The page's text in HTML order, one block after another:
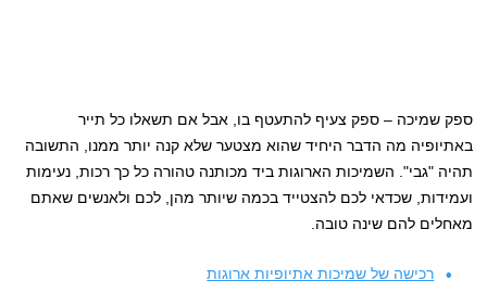
ספק שמיכה – ספק צעיף להתעטף בו, אבל אם תשאלו כל תייר
באתיופיה מה הדבר היחיד שהוא מצטער שלא קנה יותר ממנו, התשובה
תהיה "גבי". השמיכות הארוגות ביד מכותנה טהורה כל כך רכות, נעימות
ועמידות, שכדאי לכם להצטייד בכמה שיותר מהן, לכם ולאנשים שאתם
מאחלים להם שינה טובה.
רכישה של שמיכות אתיופיות ארוגות